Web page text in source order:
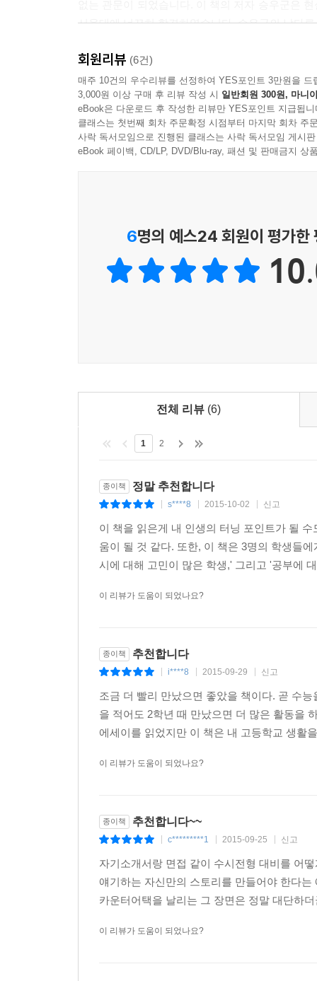
전략 5-공부법과 관련된 책 10권을 읽어라
전략 6-50개의 리더십 사례집을 만들어라
전략 7-희망하는 학교, 학과의 홈페이지를 공략하라
전략 8-한 달에 한 번은 교무실의 문을 두드려라
전략 9-자기소개서를 구성하는 5가지 필수요소와
전략 10-독서, 신문 읽기, 토론활동에 매일 한 시간
서울대에 너끈히 합격하였습니다. 승우군의 남다
승우군은 기라성 같은 친구들이 모인 한일고에
역경을 극복해내는 저자를 곁에서 지켜보며, ‘근
이 책은 큰 꿈과 열정을 안고 살아가는 모든 청소
- 전대희(한일고등학교 교사)
회원리뷰 (6건)
매주 10건의 우수리뷰를 선정하여 YES포인트 3만원을 드
3,000원 이상 구매 후 리뷰 작성 시 일반회원 300원, 마니
eBook은 다운로드 후 작성한 리뷰만 YES포인트 지급됩니
클래스는 첫번째 회차 주문확정 시점부터 마지막 회차 주
사락 독서모임으로 진행된 클래스는 사락 독서모임 게시
eBook 페이백, CD/LP, DVD/Blu-ray, 패션 및 판매금지 상
6명의 예스24 회원이 평가한
전체 리뷰 (6)
1 2
종이책 정말 추천합니다
s****8 2015-10-02 신고
이 책을 읽은게 내 인생의 터닝 포인트가 될
움이 될 것 같다. 또한, 이 책은 3명의 학생들
시에 대해 고민이 많은 학생,' 그리고 '공부에
이 리뷰가 도움이 되었나요?
종이책 추천합니다
i****8 2015-09-29 신고
조금 더 빨리 만났으면 좋았을 책이다. 곧 수
을 적어도 2학년 때 만났으면 더 많은 활동을
에세이를 읽었지만 이 책은 내 고등학교 생활
이 리뷰가 도움이 되었나요?
종이책 추천합니다~~
c*********1 2015-09-25 신고
자기소개서랑 면접 같이 수시전형 대비를 어
얘기하는 자신만의 스토리를 만들어야 한다
카운터어택을 날리는 그 장면은 정말 대단하
이 리뷰가 도움이 되었나요?